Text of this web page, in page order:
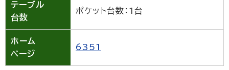
テーブル
台数
ポケット台数：1台
ホーム
ページ
6351